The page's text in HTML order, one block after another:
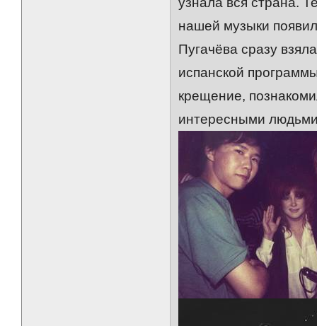
нашей музыки
Пугачёва сразу
испанской
крещение,
интересными